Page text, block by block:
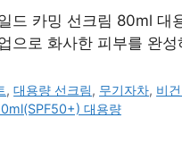
드 카밍 선크림 80ml 대
으로 화사한 피부를 완
,대용량 선크림, 무기자차, 비
대용량